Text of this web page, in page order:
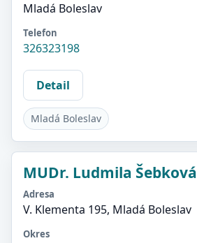
Mladá Boleslav
Telefon
326323198
Detail
Mladá Boleslav
MUDr. Ludmila Šebková
Adresa
V. Klementa 195, Mladá Boleslav
Okres